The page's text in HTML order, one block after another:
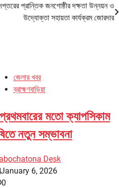
প্রান্তিক জনগোষ্ঠীর দক্ষতা উন্নয়ন ও
উদ্যোক্তা সহায়তা কার্যক্রম জোরদার
জেলার খবর
ব্রাহ্মণবাড়িয়া
মতো ক্যাপসিকাম
নতুন সম্ভাবনা
Desk
January 6, 2026
0